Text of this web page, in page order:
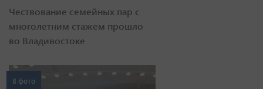
Чествование семейных пар с
многолетним стажем прошло
во Владивостоке
8 фото